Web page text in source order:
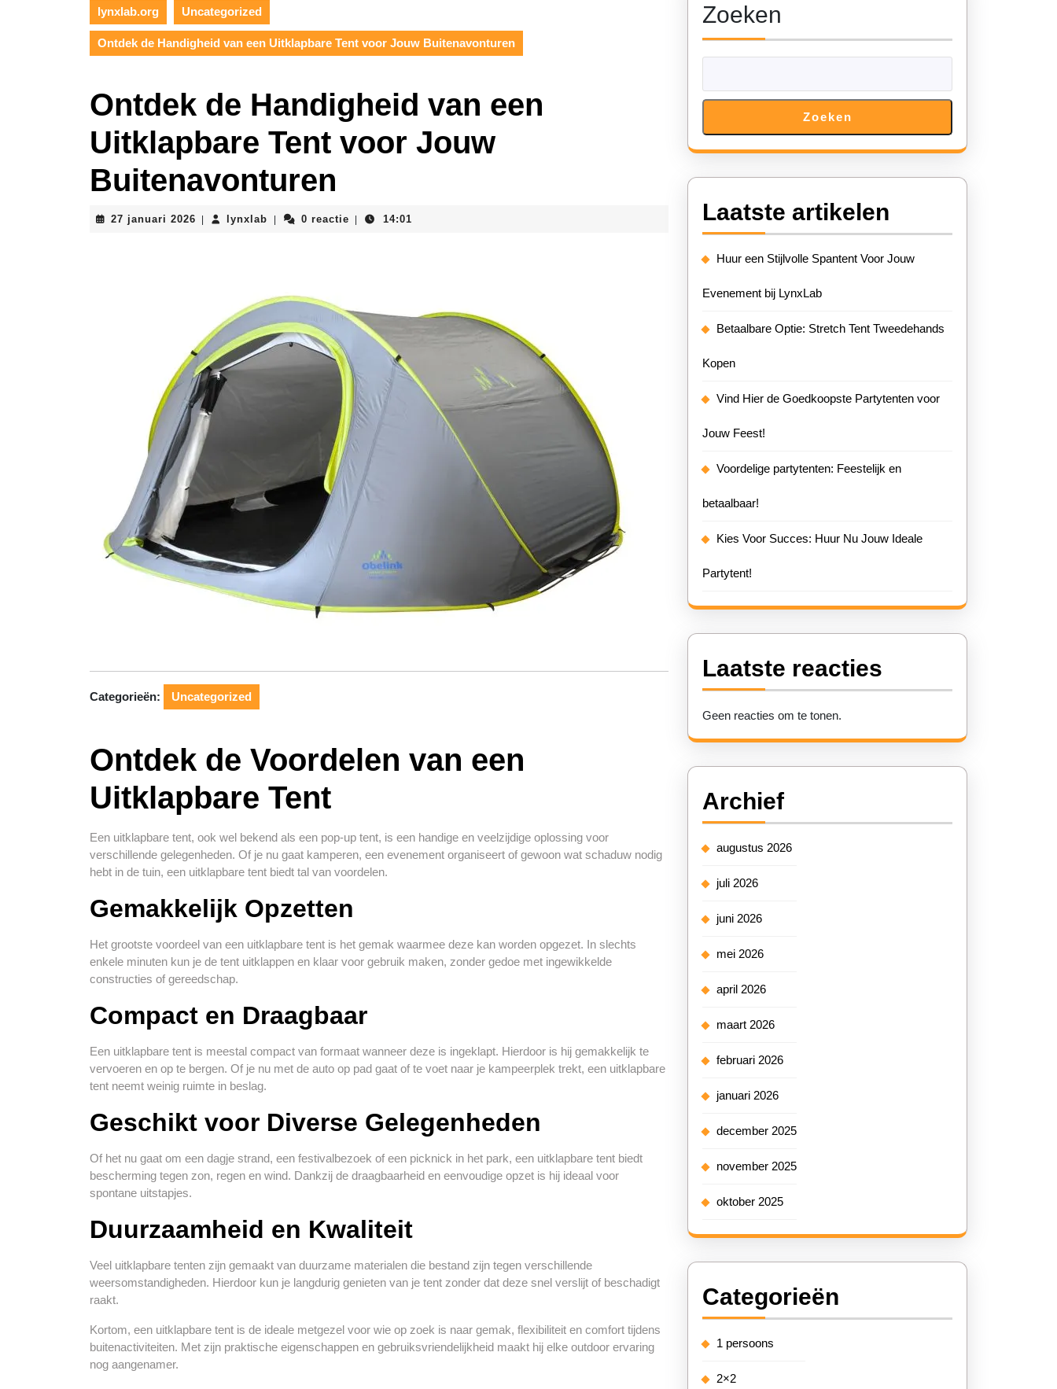
lynxlab.org Uncategorized
Ontdek de Handigheid van een Uitklapbare Tent voor Jouw Buitenavonturen
Ontdek de Handigheid van een
Uitklapbare Tent voor Jouw
Buitenavonturen
27 januari 2026 27
lynxlab lynxlab0 reactie 14:01
Categorieën: Uncategorized
Ontdek de Voordelen van een
Uitklapbare Tent
Een uitklapbare tent, ook wel bekend als een pop-up tent, is een handige en veelzijdige oplossing voor
verschillende gelegenheden. Of je nu gaat kamperen, een evenement organiseert of gewoon wat schaduw nodig
hebt in de tuin, een uitklapbare tent biedt tal van voordelen.
Gemakkelijk Opzetten
Het grootste voordeel van een uitklapbare tent is het gemak waarmee deze kan worden opgezet. In slechts
enkele minuten kun je de tent uitklappen en klaar voor gebruik maken, zonder gedoe met ingewikkelde
constructies of gereedschap.
Compact en Draagbaar
Een uitklapbare tent is meestal compact van formaat wanneer deze is ingeklapt. Hierdoor is hij gemakkelijk te
vervoeren en op te bergen. Of je nu met de auto op pad gaat of te voet naar je kampeerplek trekt, een uitklapbare
tent neemt weinig ruimte in beslag.
Geschikt voor Diverse Gelegenheden
Of het nu gaat om een dagje strand, een festivalbezoek of een picknick in het park, een uitklapbare tent biedt
bescherming tegen zon, regen en wind. Dankzij de draagbaarheid en eenvoudige opzet is hij ideaal voor
spontane uitstapjes.
Duurzaamheid en Kwaliteit
Veel uitklapbare tenten zijn gemaakt van duurzame materialen die bestand zijn tegen verschillende
weersomstandigheden. Hierdoor kun je langdurig genieten van je tent zonder dat deze snel verslijt of beschadigt
raakt.
Kortom, een uitklapbare tent is de ideale metgezel voor wie op zoek is naar gemak, flexibiliteit en comfort tijdens
buitenactiviteiten. Met zijn praktische eigenschappen en gebruiksvriendelijkheid maakt hij elke outdoor ervaring
nog aangenamer.
Zoeken
Zoeken
Laatste artikelen
Huur een Stijlvolle Spantent Voor Jouw
Evenement bij LynxLab
Betaalbare Optie: Stretch Tent Tweedehands
Kopen
Vind Hier de Goedkoopste Partytenten voor
Jouw Feest!
Voordelige partytenten: Feestelijk en
betaalbaar!
Kies Voor Succes: Huur Nu Jouw Ideale
Partytent!
Laatste reacties
Geen reacties om te tonen.
Archief
augustus 2026
juli 2026
juni 2026
mei 2026
april 2026
maart 2026
februari 2026
januari 2026
december 2025
november 2025
oktober 2025
Categorieën
1 persoons
2×2